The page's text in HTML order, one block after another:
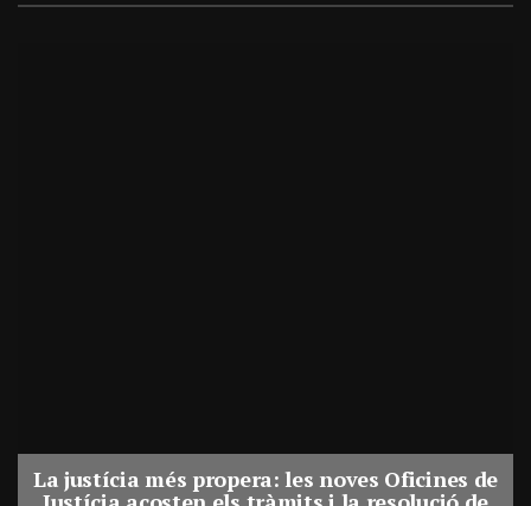
La justícia més propera: les noves Oficines de